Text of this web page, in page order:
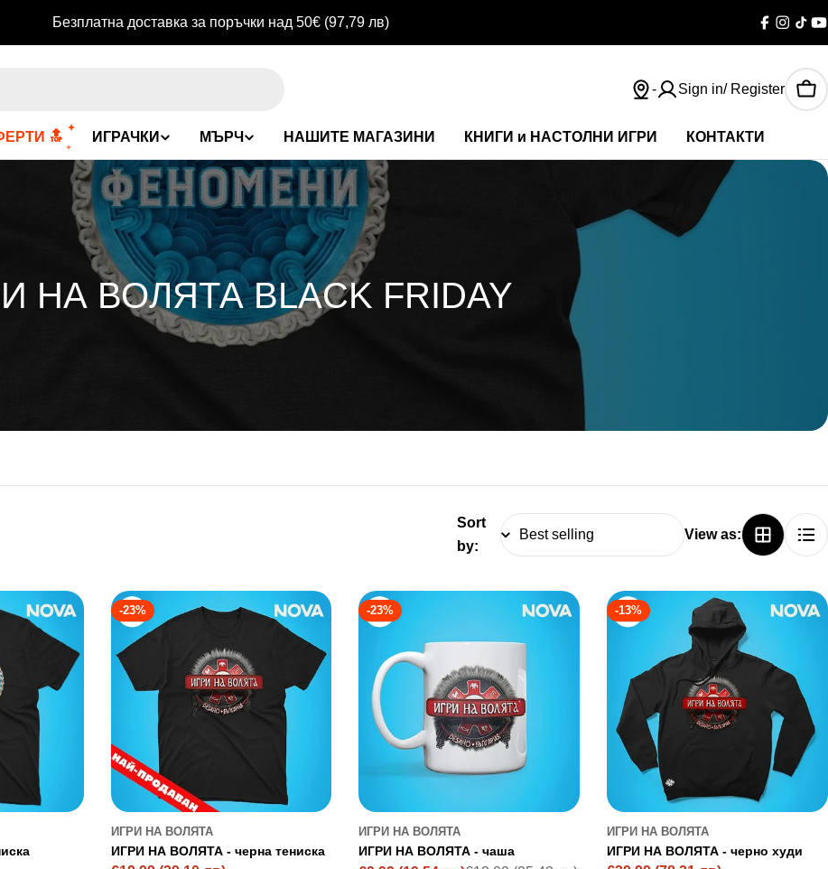
Безплатна доставка за поръчки над 50€ (97,79 лв)
Facebook
- Sign in/ Register
🔝 ИГРАЧКИ МЪРЧ НАШИТЕ МАГАЗИНИ КНИГИ и НАСТОЛНИ ИГРИ КОНТАКТИ
НА ВОЛЯТА BLACK FRIDAY
Sort
by:
View as:
-23%
ИГРИ НА ВОЛЯТА
ИГРИ НА ВОЛЯТА - черна тениска
-23%
ИГРИ НА ВОЛЯТА
ИГРИ НА ВОЛЯТА - чаша
-13%
ИГРИ НА ВОЛЯТА
ИГРИ НА ВОЛЯТА - черно худи